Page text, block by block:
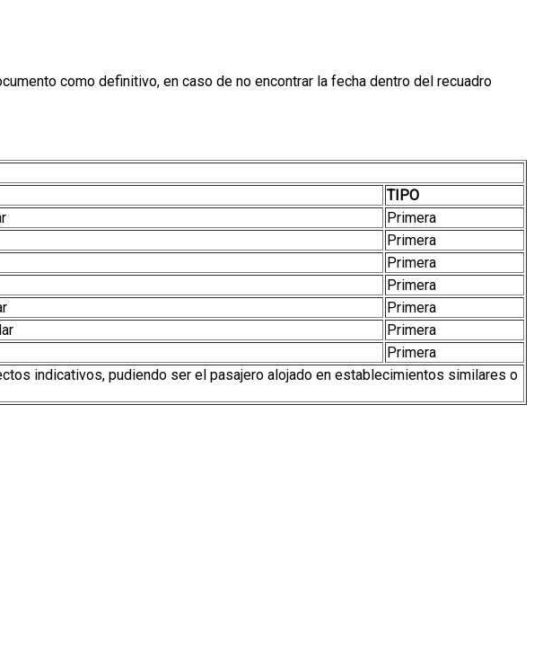
como definitivo, en caso de no encontrar la fecha dentro del recuadro
TIPO
Primera
Primera
Primera
Primera
Primera
Primera
Primera
indicativos, pudiendo ser el pasajero alojado en establecimientos similares o